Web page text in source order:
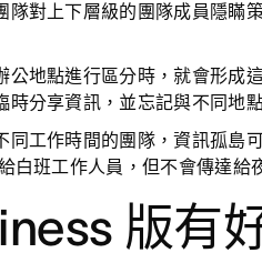
隊對上下層級的團隊成員隱瞞
公地點進行區分時，就會形成
時分享資訊，並忘記與不同地
同工作時間的團隊，資訊孤島
白班工作人員，但不會傳達給
版有